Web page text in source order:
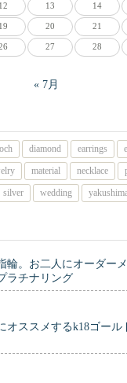
12 13 14
19 20 21
27 28
« 7月
diamond earrings
material necklace
silver wedding
輪。お二人にオーダー
ラチナリング
オススメするk18ゴール